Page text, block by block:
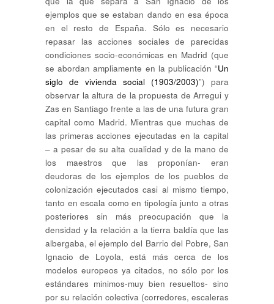
ejemplos que se estaban dando en esa época
en el resto de España. Sólo es necesario
repasar las acciones sociales de parecidas
condiciones socio-económicas en Madrid (que
se abordan ampliamente en la publicación “Un
siglo de vivienda social (1903/2003)”) para
observar la altura de la propuesta de Arregui y
Zas en Santiago frente a las de una futura gran
capital como Madrid. Mientras que muchas de
las primeras acciones ejecutadas en la capital
– a pesar de su alta cualidad y de la mano de
los maestros que las proponían- eran
deudoras de los ejemplos de los pueblos de
colonización ejecutados casi al mismo tiempo,
tanto en escala como en tipología junto a otras
posteriores sin más preocupación que la
densidad y la relación a la tierra baldía que las
albergaba, el ejemplo del Barrio del Pobre, San
Ignacio de Loyola, está más cerca de los
modelos europeos ya citados, no sólo por los
estándares minimos-muy bien resueltos- sino
por su relación colectiva (corredores, escaleras